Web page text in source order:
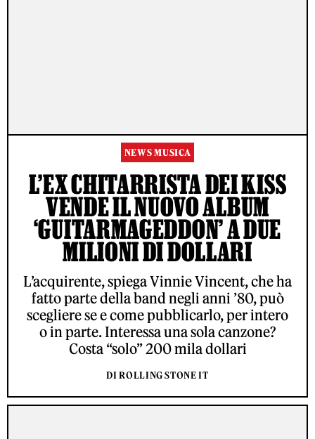
NEWS MUSICA
L’EX CHITARRISTA DEI KISS
VENDE IL NUOVO ALBUM
‘GUITARMAGEDDON’ A DUE
MILIONI DI DOLLARI
L’acquirente, spiega Vinnie Vincent, che ha
fatto parte della band negli anni ’80, può
scegliere se e come pubblicarlo, per intero
o in parte. Interessa una sola canzone?
Costa “solo” 200 mila dollari
DI ROLLING STONE IT